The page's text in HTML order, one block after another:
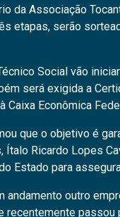
da Associação
etapas, serão
Social vão
será exigida a
Caixa Econômica
que o objetivo é
Ricardo Lopes
Estado para
andamento outro
recentemente